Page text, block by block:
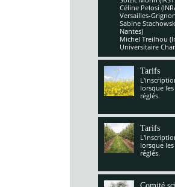
Céline Pelosi
Versailles-
Sabine
Nantes)
Michel Treilhou
Universitaire
Tarifs
lorsque
réglés.
Tarifs
lorsque
réglés.